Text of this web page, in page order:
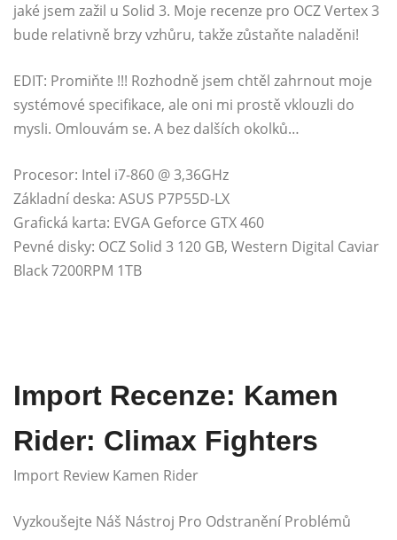
jaké jsem zažil u Solid 3. Moje recenze pro OCZ Vertex 3
bude relativně brzy vzhůru, takže zůstaňte naladěni!
EDIT: Promiňte !!! Rozhodně jsem chtěl zahrnout moje
systémové specifikace, ale oni mi prostě vklouzli do
mysli. Omlouvám se. A bez dalších okolků…
Procesor: Intel i7-860 @ 3,36GHz
Základní deska: ASUS P7P55D-LX
Grafická karta: EVGA Geforce GTX 460
Pevné disky: OCZ Solid 3 120 GB, Western Digital Caviar
Black 7200RPM 1TB
Import Recenze: Kamen
Rider: Climax Fighters
Import Review Kamen Rider
Vyzkoušejte Náš Nástroj Pro Odstranění Problémů